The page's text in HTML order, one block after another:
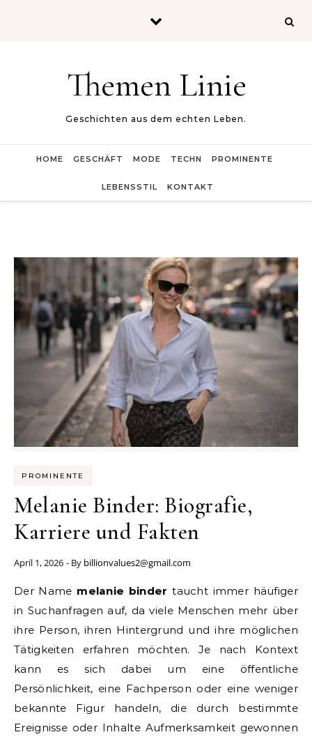
Themen Linie
Geschichten aus dem echten Leben.
HOME GESCHÄFT MODE TECHN PROMINENTE
LEBENSSTIL KONTAKT
PROMINENTE
Melanie Binder: Biografie,
Karriere und Fakten
April 1, 2026 - By billionvalues2@gmail.com
Der Name melanie binder taucht immer häufiger
in Suchanfragen auf, da viele Menschen mehr über
ihre Person, ihren Hintergrund und ihre möglichen
Tätigkeiten erfahren möchten. Je nach Kontext
kann es sich dabei um eine öffentliche
Persönlichkeit, eine Fachperson oder eine weniger
bekannte Figur handeln, die durch bestimmte
Ereignisse oder Inhalte Aufmerksamkeit gewonnen